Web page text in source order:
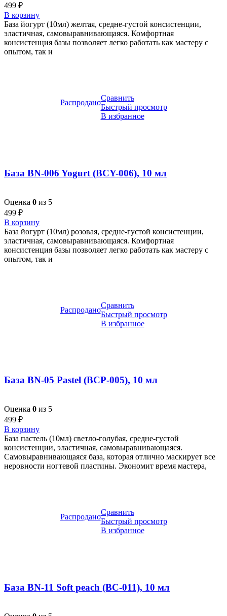
499 ₽
В корзину
База йогурт (10мл) желтая, средне-густой консистенции,
эластичная, самовыравнивающаяся. Комфортная
консистенция базы позволяет легко работать как мастеру с
опытом, так и
Распродано
Сравнить
Быстрый просмотр
В избранное
База BN-006 Yogurt (BCY-006), 10 мл
Оценка 0 из 5
499 ₽
В корзину
База йогурт (10мл) розовая, средне-густой консистенции,
эластичная, самовыравнивающаяся. Комфортная
консистенция базы позволяет легко работать как мастеру с
опытом, так и
Распродано
Сравнить
Быстрый просмотр
В избранное
База BN-05 Pastel (BCP-005), 10 мл
Оценка 0 из 5
499 ₽
В корзину
База пастель (10мл) светло-голубая, средне-густой
консистенции, эластичная, самовыравнивающаяся.
Самовыравнивающаяся база, которая отлично маскирует все
неровности ногтевой пластины. Экономит время мастера,
Распродано
Сравнить
Быстрый просмотр
В избранное
База BN-11 Soft peach (BC-011), 10 мл